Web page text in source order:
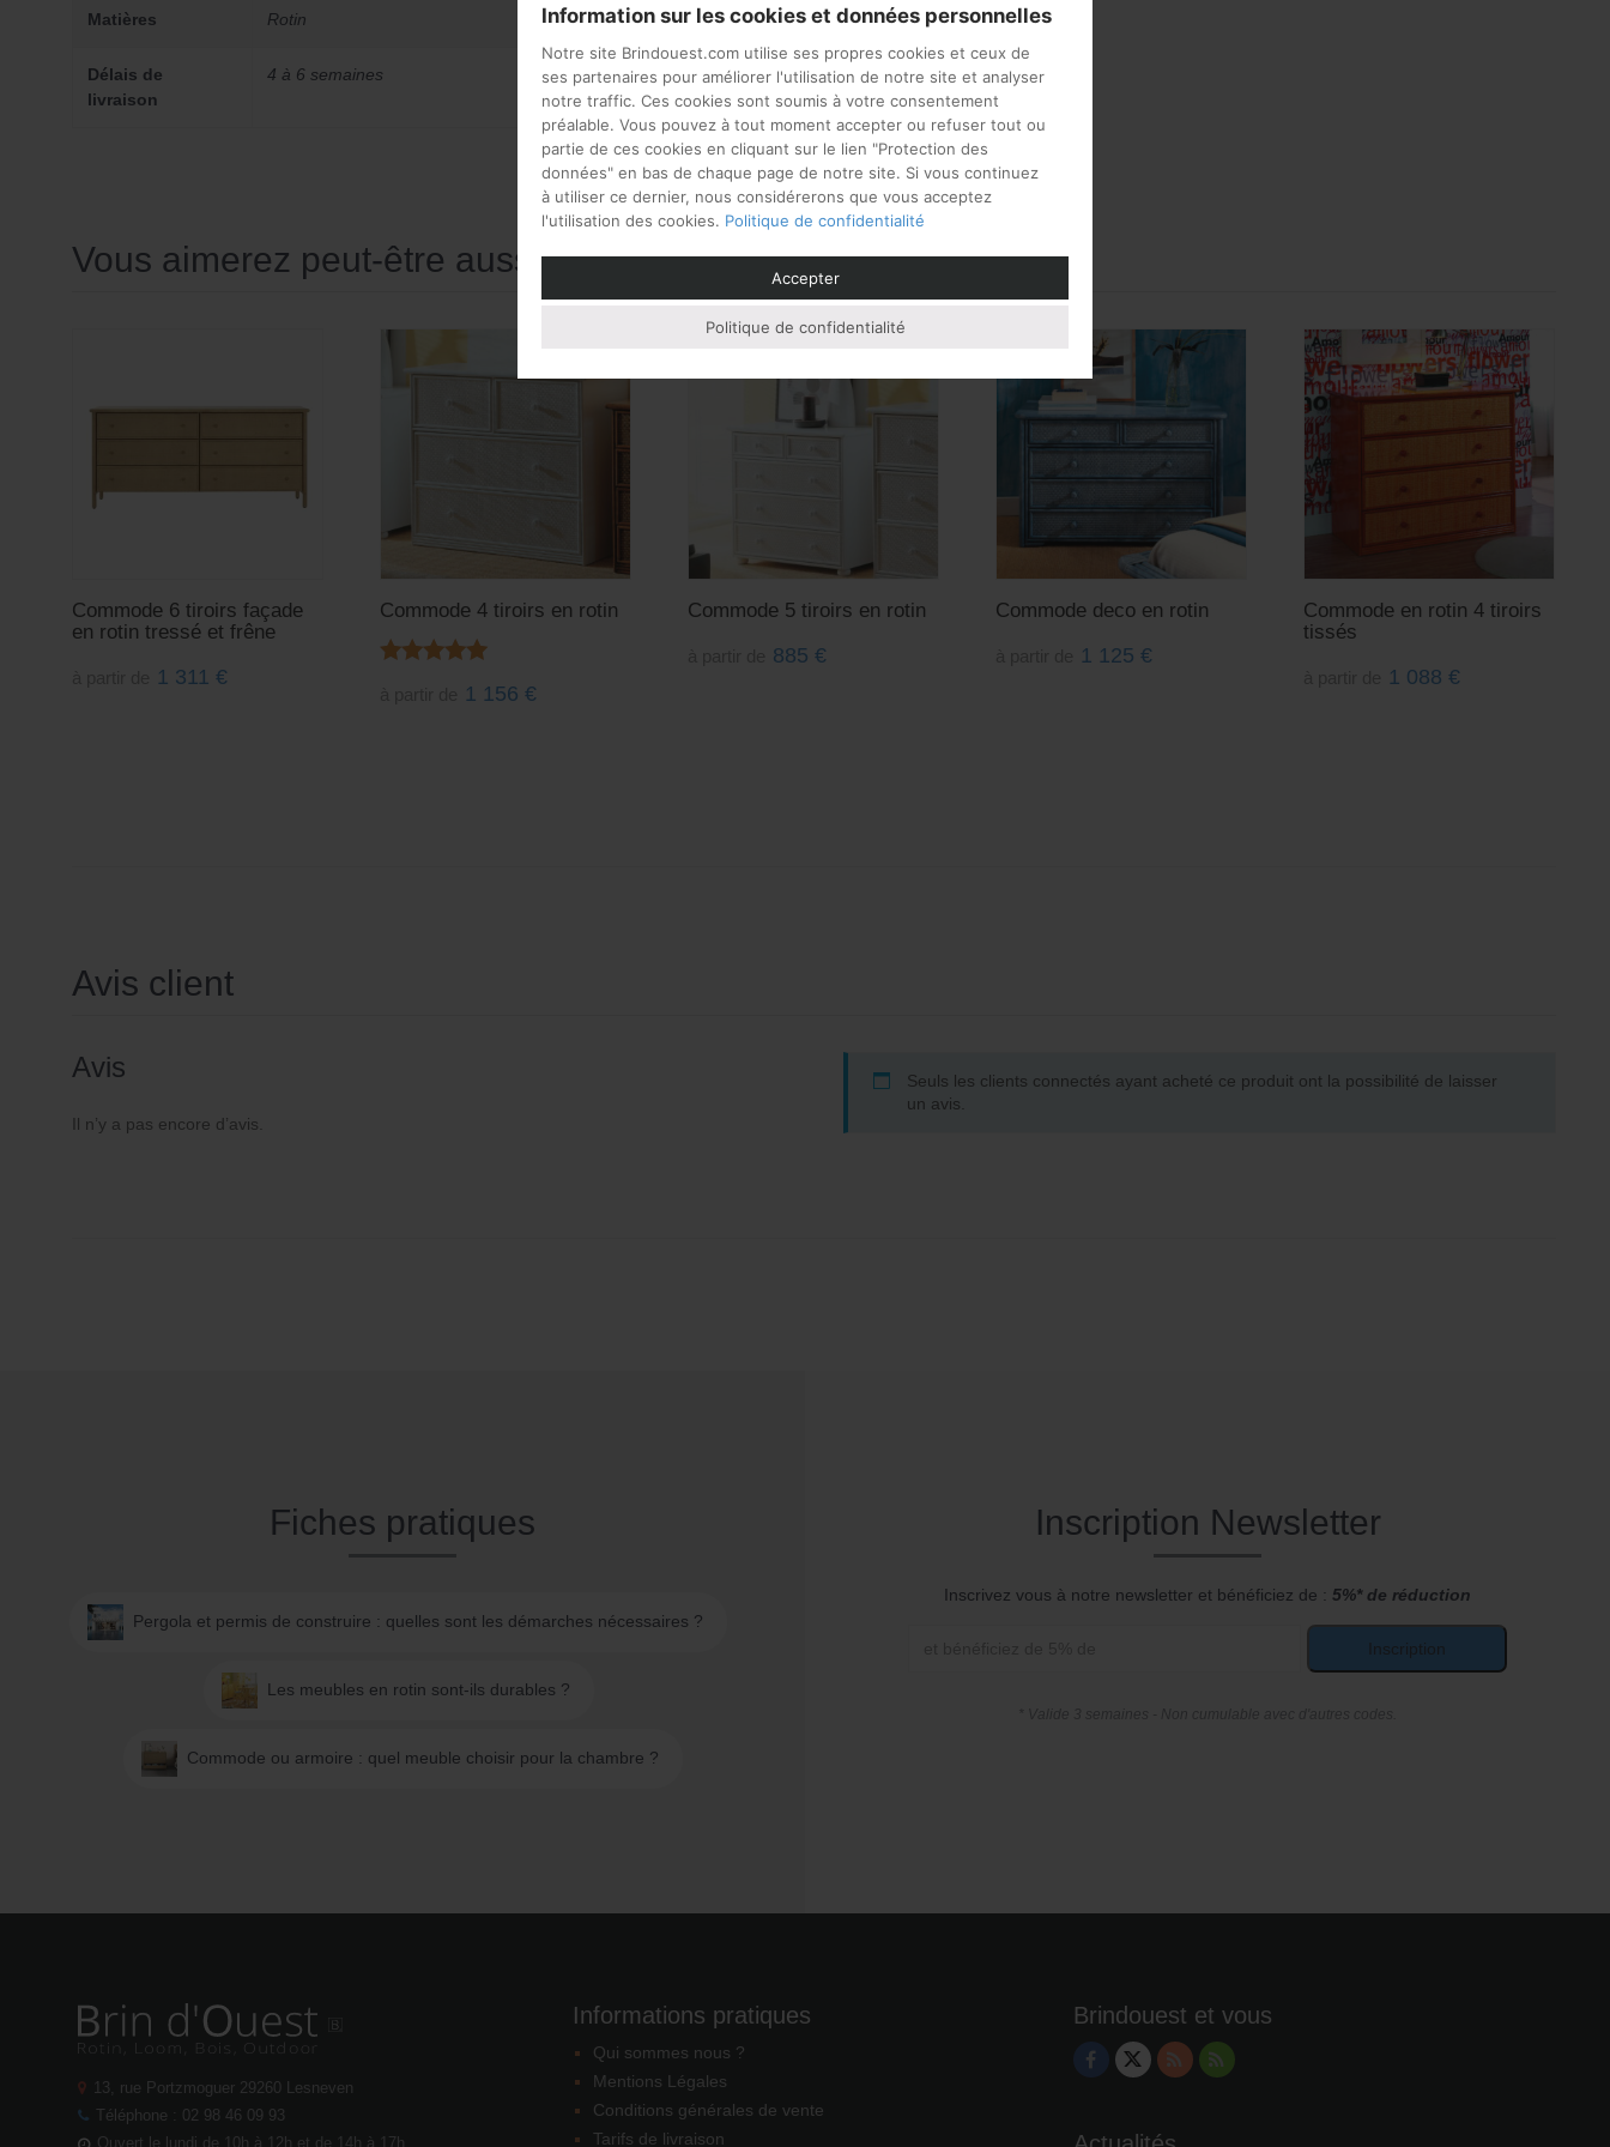
Matières Rotin
Délais de
livraison
4 à 6 semaines
Vous aimerez peut-être aussi…
Commode 6 tiroirs façade
en rotin tressé et frêne
1 311 €
Commode 4 tiroirs en rotin
1 156€
Commode 5 tiroirs en rotin
885€
Commode deco en rotin
1 125€
Commode en rotin 4 tiroirs
tissés
1 088€
Avis client
Avis
Il n’y a pas encore d’avis.
Seuls les clients connectés ayant acheté ce produit ont la possibilité de laisser
un avis.
Fiches pratiques
Pergola et permis de construire : quelles sont les démarches nécessaires ?
Les meubles en rotin sont-ils durables ?
Commode ou armoire : quel meuble choisir pour la chambre ?
Inscription Newsletter
Inscrivez vous à notre newsletter et bénéficiez de : 5%* de réduction
Inscription
13, rue Portzmoguer 29260 Lesneven
Téléphone : 02 98 46 09 93
Ouvert le lundi de 10h à 12h et de 14h à 17h
Informations pratiques
Qui sommes nous ?
Mentions Légales
Conditions générales de vente
Tarifs de livraison
Brindouest et vous
Information sur les cookies et données personnelles
Notre site Brindouest.com utilise ses propres cookies et ceux de
ses partenaires pour améliorer l'utilisation de notre site et analyser
notre traffic. Ces cookies sont soumis à votre consentement
préalable. Vous pouvez à tout moment accepter ou refuser tout ou
partie de ces cookies en cliquant sur le lien "Protection des
données" en bas de chaque page de notre site. Si vous continuez
à utiliser ce dernier, nous considérerons que vous acceptez
l'utilisation des cookies. Politique de confidentialité
Accepter
Politique de confidentialité